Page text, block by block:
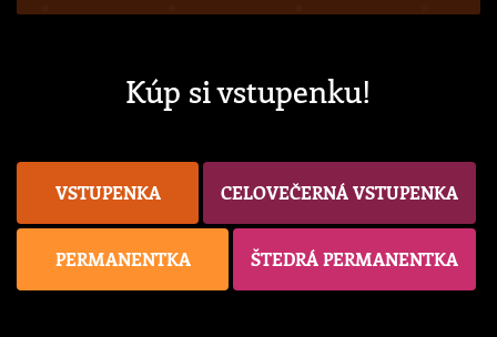
Kúp si vstupenku!
VSTUPENKA CELOVEČERNÁ VSTUPENKA
PERMANENTKA ŠTEDRÁ PERMANENTKA